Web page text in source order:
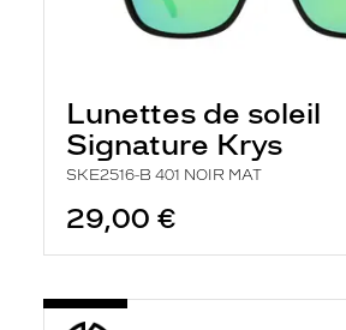
Lunettes de soleil
Signature Krys
SKE2516-B 401 NOIR MAT
29,00 €